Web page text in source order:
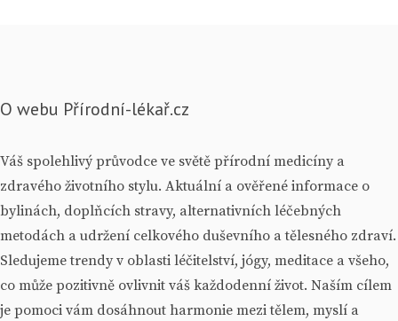
O webu Přírodní-lékař.cz
Váš spolehlivý průvodce ve světě přírodní medicíny a
zdravého životního stylu. Aktuální a ověřené informace o
bylinách, doplňcích stravy, alternativních léčebných
metodách a udržení celkového duševního a tělesného zdraví.
Sledujeme trendy v oblasti léčitelství, jógy, meditace a všeho,
co může pozitivně ovlivnit váš každodenní život. Naším cílem
je pomoci vám dosáhnout harmonie mezi tělem, myslí a